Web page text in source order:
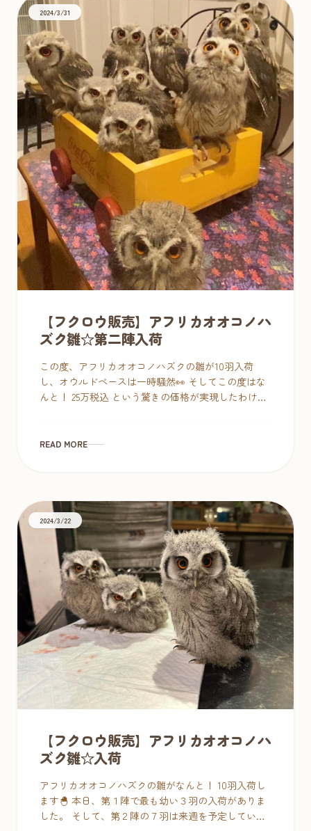
2024/3/31
【フクロウ販売】アフリカオオコノハ
ズク雛☆第二陣入荷
この度、アフリカオオコノハズクの雛が10羽入荷
し、オウルドベースは一時騒然👀 そしてこの度はな
んと！ 25万税込 という驚きの価格が実現したわけで
READ MORE
2024/3/22
【フクロウ販売】アフリカオオコノハ
ズク雛☆入荷
アフリカオオコノハズクの雛がなんと！ 10羽入荷し
ます🐣 本日、第１陣で最も幼い３羽の入荷がありま
した。 そして、第２陣の７羽は来週を予定していま